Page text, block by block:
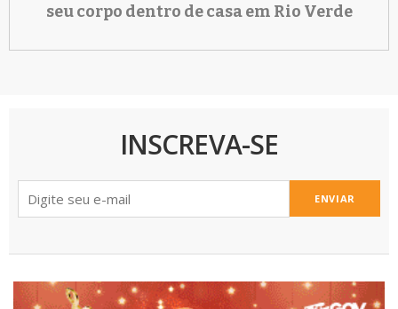
seu corpo dentro de casa em Rio Verde
INSCREVA-SE
ENVIAR